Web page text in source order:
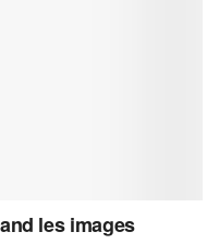
les images